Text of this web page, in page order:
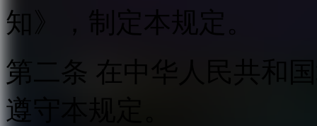
知》，制定本规定。
第二条 在中华人民共和
遵守本规定。